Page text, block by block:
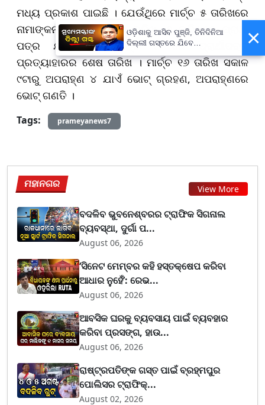
ମଧ୍ୟ ପ୍ରକାଶ ପାଇଛି । ଯେଉଁଥିରେ ମାର୍ଚ୍ଚ ୫ ତାରିଖରେ
ନାମାଙ୍କନ ଦାଖଲର ଶେଷ ତାରିଖ, ୬ ତାରିଖରେ ପ୍ରାର୍ଥୀ
ପତ୍ର ଯାଞ୍ଚ। । ମାର୍ଚ୍ଚ ୯ ରେ ପ୍ରାର୍ଥୀପତ୍ର
ପ୍ରତ୍ୟାହାରର ଶେଷ ତାରିଖ । ମାର୍ଚ୍ଚ ୧୬ ତାରିଖ ସକାଳ
୯ଟାରୁ ଅପରାହ୍ଣ ୪ ଯାଏଁ ଭୋଟ୍ ଗ୍ରହଣ, ଅପରାହ୍ଣରେ
ଭୋଟ୍ ଗଣତି । ​​​​​​​
Tags: prameyanews7
ମହାନଗର View More
ବଦଳିବ ଭୁବନେଶ୍ବରର ଟ୍ରାଫିକ ସିଗନାଲ
ବ୍ୟବସ୍ଥା, ଦୁର୍ଗା ପ...
August 06, 2026
‘ସିନେଟ ମେମ୍ବର କହି ହସ୍ତକ୍ଷେପ କରିବା
ଆଧାର ନୁହେଁ’: ରେଭ...
August 06, 2026
ଆବସିକ ଘରକୁ ବ୍ୟବସାୟ ପାଇଁ ବ୍ୟବହାର
କରିବା ପ୍ରସଙ୍ଗ, ହାଉ...
August 06, 2026
ରାଷ୍ଟ୍ରପତିଙ୍କ ଗସ୍ତ ପାଇଁ ବ୍ରହ୍ମପୁର
ପୋଲିସର ଟ୍ରାଫିକ୍...
August 02, 2026
×
ଓଡ଼ିଶାକୁ ଆସିବ ପୁଞ୍ଜି, ତିନିଦିନିଆ
ଦିଲ୍ଲୀ ଗସ୍ତରେ ଯିବେ